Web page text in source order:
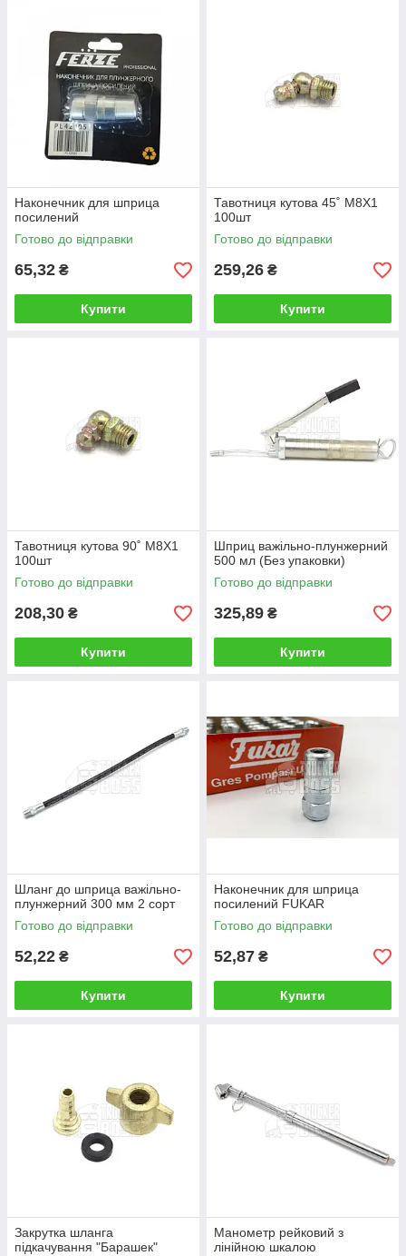
Наконечник для шприца
посилений
Готово до відправки
65,32 ₴
Купити
Тавотниця кутова 45˚ М8Х1
100шт
Готово до відправки
259,26 ₴
Купити
Тавотниця кутова 90˚ М8Х1
100шт
Готово до відправки
208,30 ₴
Купити
Шприц важільно-плунжерний
500 мл (Без упаковки)
Готово до відправки
325,89 ₴
Купити
Шланг до шприца важільно-
плунжерний 300 мм 2 сорт
Готово до відправки
52,22 ₴
Купити
Наконечник для шприца
посилений FUKAR
Готово до відправки
52,87 ₴
Купити
Закрутка шланга
підкачування "Барашек"
Манометр рейковий з
лінійною шкалою